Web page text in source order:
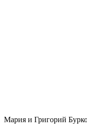
Мария и Григорий